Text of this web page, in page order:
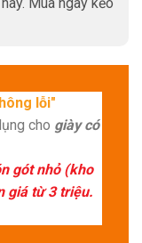
lỗi"
cho giày có
gót nhỏ (kho
giá từ 3 triệu.